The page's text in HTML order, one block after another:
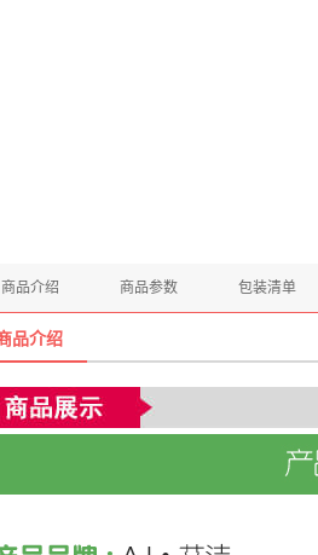
商品介绍 商品参数 包装清单
品介绍